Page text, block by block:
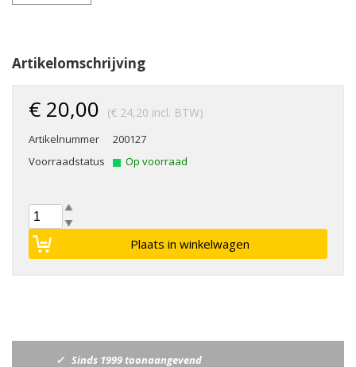
Artikelomschrijving
€ 20,00 (€ 24,20 incl. BTW)
Artikelnummer
200127
Voorraadstatus
Op voorraad
Sinds 1999 toonaangevend